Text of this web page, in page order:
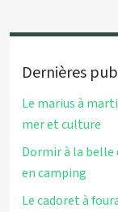
Dernières
Le marius à
mer et culture
Dormir à la belle
en camping
Le cadoret à